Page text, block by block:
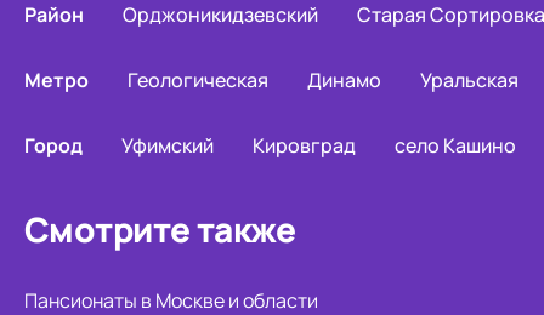
Район Орджоникидзевский Старая Сортировка
Метро Геологическая Динамо Уральская
Город Уфимский Кировград село Кашино
Смотрите также
Пансионаты в Москве и области